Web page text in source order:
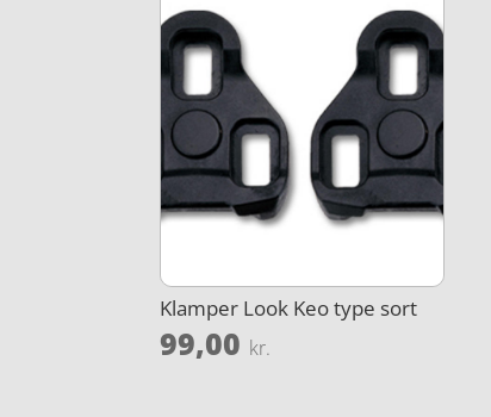
Klamper Look Keo type sort
99,00 kr.